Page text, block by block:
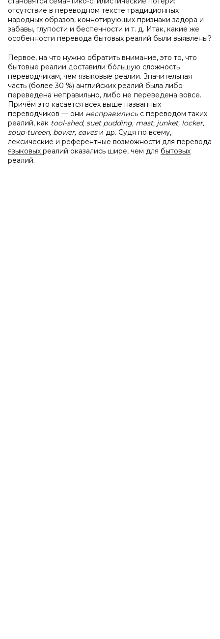
отсутствие в переводном тексте традиционных
народных образов, коннотирующих признаки задора и
забавы, глупости и беспечности и т. д. Итак, какие же
особенности перевода бытовых реалий были выявлены?
Первое, на что нужно обратить внимание, это то, что
бытовые реалии доставили бóльшую сложность
переводчикам, чем языковые реалии. Значительная
часть (более 30 %) английских реалий была либо
переведена неправильно, либо не переведена вовсе.
Причём это касается всех выше названных
переводчиков — они несправились с переводом таких
реалий, как tool-shed, suet pudding, mast, junket, locker,
soup-tureen, bower, eavesи др. Судя по всему,
лексические и референтные возможности для перевода
языковых реалий оказались шире, чем для бытовых
реалий.